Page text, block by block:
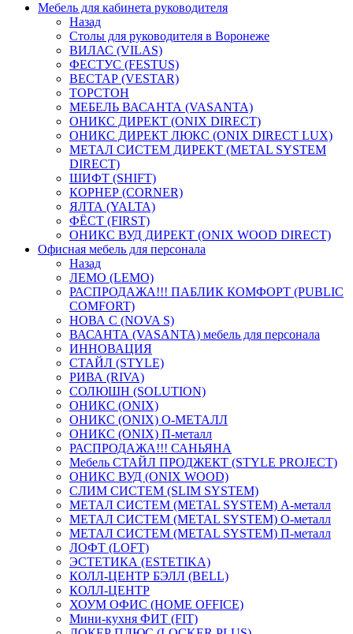
Мебель для кабинета руководителя
Назад
Столы для руководителя в Воронеже
ВИЛАС (VILAS)
ФЕСТУС (FESTUS)
ВЕСТАР (VESTAR)
ТОРСТОН
МЕБЕЛЬ ВАСАНТА (VASANTA)
ОНИКС ДИРЕКТ (ONIX DIRECT)
ОНИКС ДИРЕКТ ЛЮКС (ONIX DIRECT LUX)
МЕТАЛ СИСТЕМ ДИРЕКТ (METAL SYSTEM
DIRECT)
ШИФТ (SHIFT)
КОРНЕР (CORNER)
ЯЛТА (YALTA)
ФЁСТ (FIRST)
ОНИКС ВУД ДИРЕКТ (ONIX WOOD DIRECT)
Офисная мебель для персонала
Назад
ЛЕМО (LEMO)
РАСПРОДАЖА!!! ПАБЛИК КОМФОРТ (PUBLIC
COMFORT)
НОВА С (NOVA S)
ВАСАНТА (VASANTA) мебель для персонала
ИННОВАЦИЯ
СТАЙЛ (STYLE)
РИВА (RIVA)
СОЛЮШН (SOLUTION)
ОНИКС (ONIX)
ОНИКС (ONIX) O-МЕТАЛЛ
ОНИКС (ONIX) П-металл
РАСПРОДАЖА!!! САНЬЯНА
Мебель СТАЙЛ ПРОДЖЕКТ (STYLE PROJECT)
ОНИКС ВУД (ONIX WOOD)
СЛИМ СИСТЕМ (SLIM SYSTEM)
МЕТАЛ СИСТЕМ (METAL SYSTEM) А-металл
МЕТАЛ СИСТЕМ (METAL SYSTEM) О-металл
МЕТАЛ СИСТЕМ (METAL SYSTEM) П-металл
ЛОФТ (LOFT)
ЭСТЕТИКА (ESTETIKA)
КОЛЛ-ЦЕНТР БЭЛЛ (BELL)
КОЛЛ-ЦЕНТР
ХОУМ ОФИС (HOME OFFICE)
Мини-кухня ФИТ (FIT)